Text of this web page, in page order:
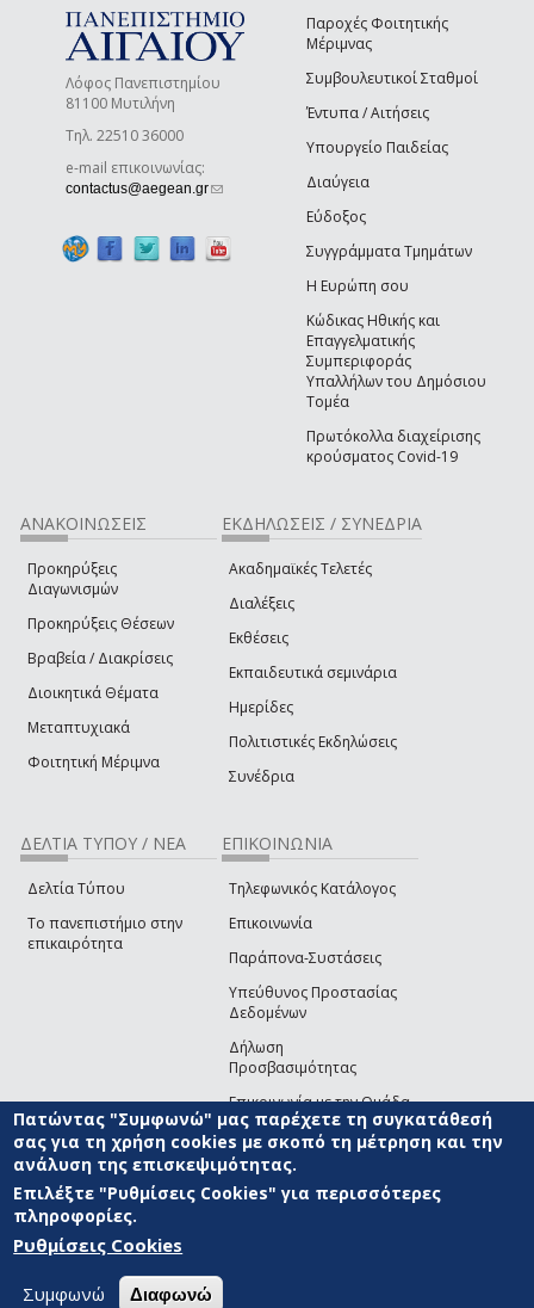
Λόφος Πανεπιστημίου
81100 Μυτιλήνη
Τηλ. 22510 36000
e-mail επικοινωνίας:
contactus@aegean.gr(link sends e-mail)
Παροχές Φοιτητικής
Μέριμνας
Συμβουλευτικοί Σταθμοί
Έντυπα / Αιτήσεις
Υπουργείο Παιδείας
Διαύγεια
Εύδοξος
Συγγράμματα Τμημάτων
Η Ευρώπη σου
Κώδικας Ηθικής και
Επαγγελματικής
Συμπεριφοράς
Υπαλλήλων του Δημόσιου
Τομέα
Πρωτόκολλα διαχείρισης
κρούσματος Covid-19
ΑΝΑΚΟΙΝΩΣΕΙΣ
Προκηρύξεις
Διαγωνισμών
Προκηρύξεις Θέσεων
Βραβεία / Διακρίσεις
Διοικητικά Θέματα
Μεταπτυχιακά
Φοιτητική Μέριμνα
ΕΚΔΗΛΩΣΕΙΣ / ΣΥΝΕΔΡΙΑ
Ακαδημαϊκές Τελετές
Διαλέξεις
Εκθέσεις
Εκπαιδευτικά σεμινάρια
Ημερίδες
Πολιτιστικές Εκδηλώσεις
Συνέδρια
ΔΕΛΤΙΑ ΤΥΠΟΥ / ΝΕΑ
Δελτία Τύπου
Το πανεπιστήμιο στην
επικαιρότητα
ΕΠΙΚΟΙΝΩΝΙΑ
Τηλεφωνικός Κατάλογος
Επικοινωνία
Παράπονα-Συστάσεις
Υπεύθυνος Προστασίας
Δεδομένων
Δήλωση
Προσβασιμότητας
Επικοινωνία με την Ομάδα
Ανάπτυξης του site(link sends e-mail)
© ΠΑΝΕΠΙΣΤΗΜΙΟ ΑΙΓΑΙΟΥ ΟΡΟΙ ΧΡΗΣΗΣ
ΑΝΑΠΤΥΞΗΣ
Πατώντας "Συμφωνώ" μας παρέχετε τη συγκατάθεσή
σας για τη χρήση cookies με σκοπό τη μέτρηση και την
ανάλυση της επισκεψιμότητας.
Επιλέξτε "Ρυθμίσεις Cookies" για περισσότερες
πληροφορίες.
Ρυθμίσεις Cookies
Συμφωνώ Διαφωνώ